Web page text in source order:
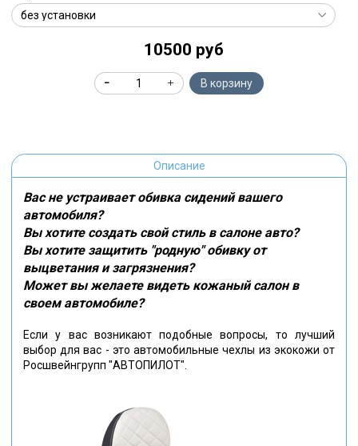
10500 руб
В корзину
Описание
Вас не устраивает обивка сидений вашего
автомобиля?
Вы хотите создать свой стиль в салоне авто?
Вы хотите защитить "родную" обивку от
выцветания и загрязнения?
Может вы желаете видеть кожаный салон в
своем автомобиле?
Если у вас возникают подобные вопросы, то лучший
выбор для вас - это автомобильные чехлы из экокожи от
Росшвейнгрупп "АВТОПИЛОТ".